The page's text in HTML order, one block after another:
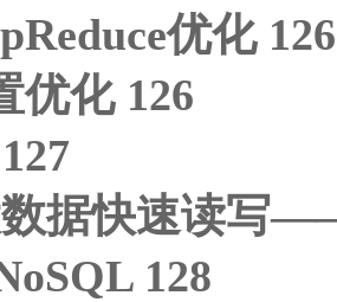
优化 126
优化 126
据快速读写
128